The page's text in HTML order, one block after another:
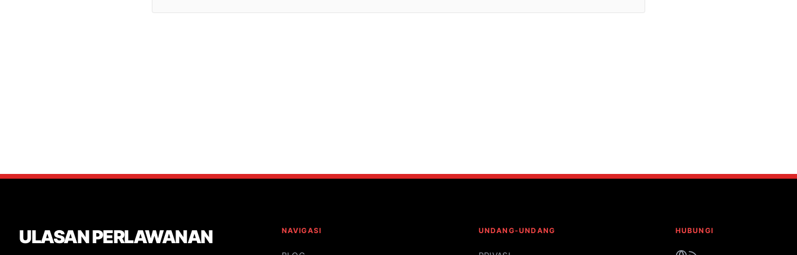
ULASAN PERLAWANAN NAVIGASI UNDANG-UNDANG HUBUNGI